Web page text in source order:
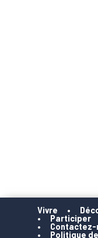
Vivre
Participer
Contactez-
Politique